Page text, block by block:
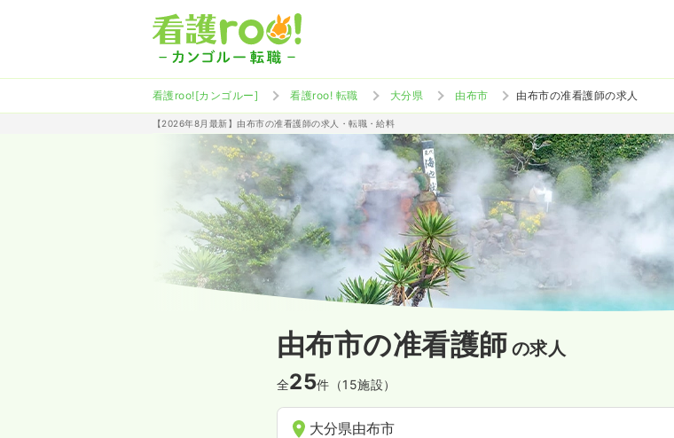
看護roo![カンゴルー] 看護roo! 転職 大分県 由布市 由布市の准看護師の求人
【2026年8月最新】由布市の准看護師の求人・転職・給料
由布市の准看護師 の求人
全25件（15施設）
大分県由布市